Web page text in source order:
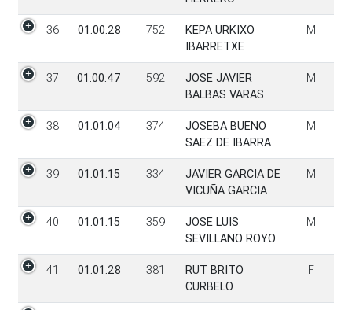
36 01:00:28 752
KEPA URKIXO
IBARRETXE
M
37 01:00:47 592
JOSE JAVIER
BALBAS VARAS
M
38 01:01:04 374
JOSEBA BUENO
SAEZ DE IBARRA
M
39 01:01:15 334
JAVIER GARCIA DE
VICUÑA GARCIA
M
40 01:01:15 359
JOSE LUIS
SEVILLANO ROYO
M
41 01:01:28 381
RUT BRITO
CURBELO
F